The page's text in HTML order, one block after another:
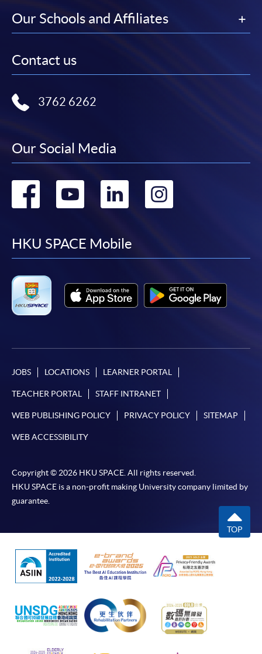
報讀新課程
填寫網上報名表格
申請人可按該課程網頁的右上角的
中指定所須文件(如學歷證明)。系統只支援doc,
繳交所需費用
繳費靈網上服務- 申請人須先開立繳費靈戶口及設
定繳費靈網上密碼。有關如何申請繳費靈戶口及密
碼，請瀏覽繳費靈網址
http://www.ppshk.com
Mastercard卡」）繳付學費。
*香港大學專業進修學院Mastercard卡
持有人如欲享用十個
月免息分期付款優惠，必須親臨本學院設有報名服務的教
如欲了解如何於網上報讀新課程及繳費，請瀏覽網上
- 短期課程
報讀同一學歷頒授課程內其他單元
個別課程為須報讀同一學歷頒授課程及其他單元或繳
程設有此服務，課程負責人會通知學員有關程序。
網上支付可通過「繳費靈」(PPS) (不適用於手機)、
VISA 或 Mastercard、「微信支付」(Online WeChat
Our Schools and Affiliates
Contact us
3762 6262
Our Social Media
Go
facebook
Go
youtube
Go
linkedin
HKU SPACE Mobile
JOBS LOCATIONS LEARNER PORTAL
TEACHER PORTAL STAFF INTRANET
WEB PUBLISHING POLICY PRIVACY POLICY SITEMAP
WEB ACCESSIBILITY
Copyright © 2026 HKU SPACE. All rights reserved.
HKU SPACE is a non-profit making University company limited by
guarantee.
TOP